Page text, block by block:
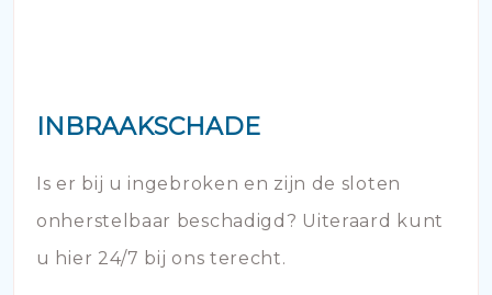
INBRAAKSCHADE
Is er bij u ingebroken en zijn de sloten
onherstelbaar beschadigd? Uiteraard kunt
u hier 24/7 bij ons terecht.